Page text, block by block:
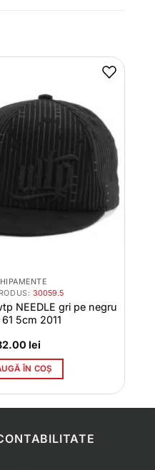
30059.5
NEEDLE gri pe negru
5cm 2011
lei
ÎN COȘ